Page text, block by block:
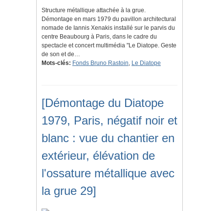
Structure métallique attachée à la grue.
Démontage en mars 1979 du pavillon architectural
nomade de Iannis Xenakis installé sur le parvis du
centre Beaubourg à Paris, dans le cadre du
spectacle et concert multimédia "Le Diatope. Geste
de son et de…
Mots-clés: Fonds Bruno Rastoin, Le Diatope
[Démontage du Diatope
1979, Paris, négatif noir et
blanc : vue du chantier en
extérieur, élévation de
l'ossature métallique avec
la grue 29]